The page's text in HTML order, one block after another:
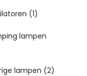
(1)
lampen
lampen (2)